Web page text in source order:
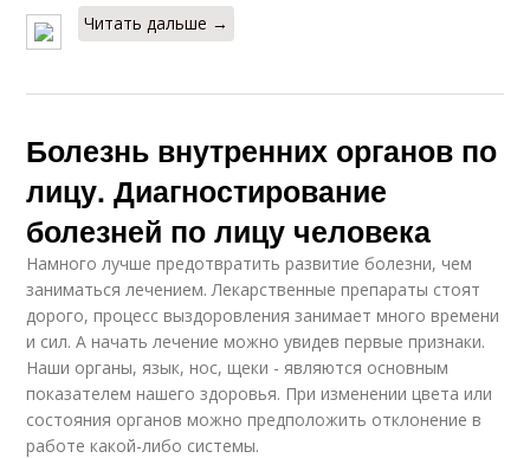
Синий лицо
Читать дальше →
Болезнь внутренних органов по
лицу. Диагностирование
болезней по лицу человека
Намного лучше предотвратить развитие болезни, чем
заниматься лечением. Лекарственные препараты стоят
дорого, процесс выздоровления занимает много времени
и сил. А начать лечение можно увидев первые признаки.
Наши органы, язык, нос, щеки - являются основным
показателем нашего здоровья. При изменении цвета или
состояния органов можно предположить отклонение в
работе какой-либо системы.